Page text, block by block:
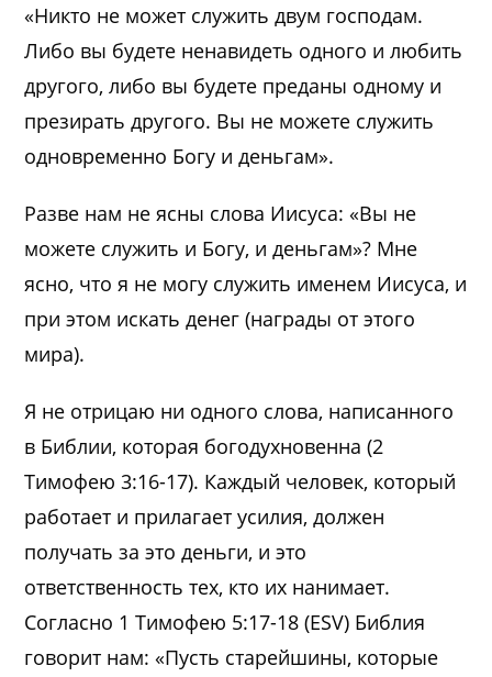
«Никто не может служить двум господам.
Либо вы будете ненавидеть одного и любить
другого, либо вы будете преданы одному и
презирать другого. Вы не можете служить
одновременно Богу и деньгам».
Разве нам не ясны слова Иисуса: «Вы не
можете служить и Богу, и деньгам»? Мне
ясно, что я не могу служить именем Иисуса, и
при этом искать денег (награды от этого
мира).
Я не отрицаю ни одного слова, написанного
в Библии, которая богодухновенна (2
Тимофею 3:16-17). Каждый человек, который
работает и прилагает усилия, должен
получать за это деньги, и это
ответственность тех, кто их нанимает.
Согласно 1 Тимофею 5:17-18 (ESV) Библия
говорит нам: «Пусть старейшины, которые